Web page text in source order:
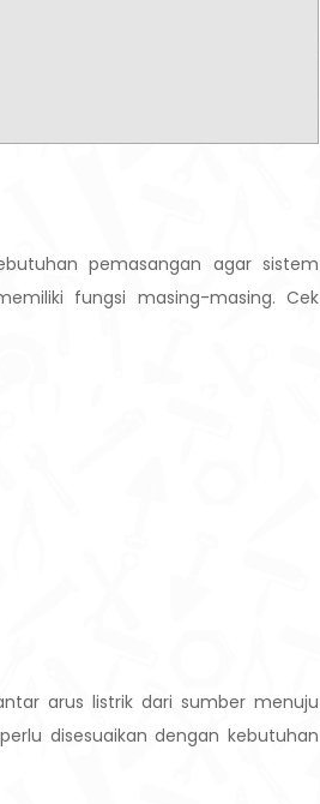
pemasangan agar sistem
fungsi masing-masing. Cek
arus listrik dari sumber menuju
disesuaikan dengan kebutuhan